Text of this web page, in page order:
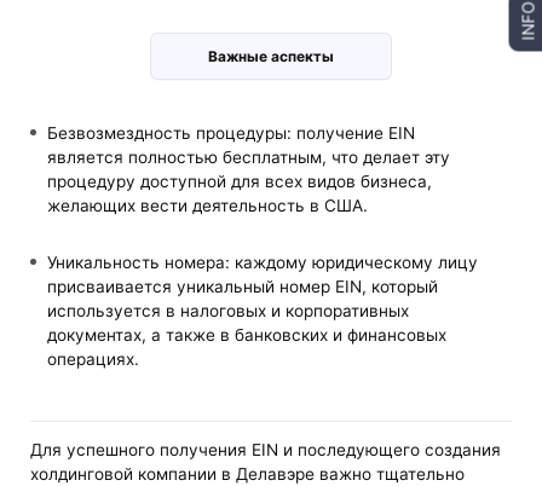
Важные аспекты
Безвозмездность процедуры: получение EIN
является полностью бесплатным, что делает эту
процедуру доступной для всех видов бизнеса,
желающих вести деятельность в США.
Уникальность номера: каждому юридическому лицу
присваивается уникальный номер EIN, который
используется в налоговых и корпоративных
документах, а также в банковских и финансовых
операциях.
Для успешного получения EIN и последующего создания
холдинговой компании в Делавэре важно тщательно
INFO